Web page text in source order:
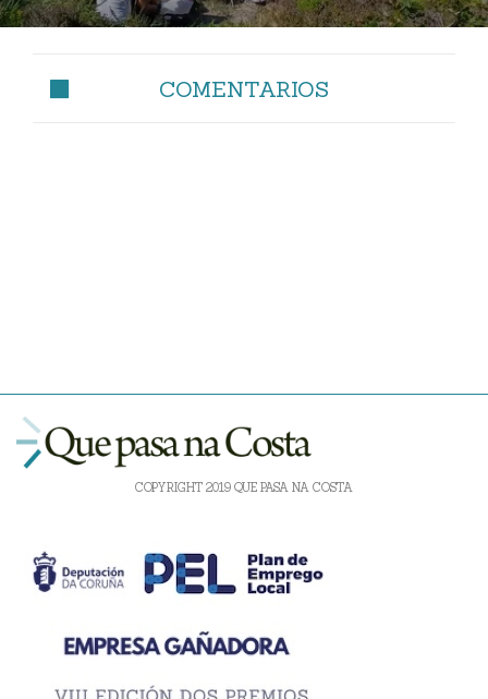
COMENTARIOS
COPYRIGHT 2019 QUE PASA NA COSTA